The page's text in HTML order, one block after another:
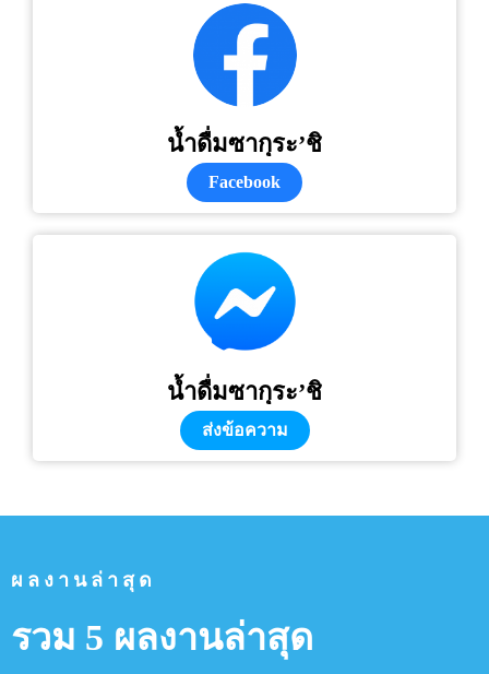
น้ำดื่มซากุระ’ชิ
Facebook
น้ำดื่มซากุระ’ชิ
ส่งข้อความ
ผลงานล่าสุด
รวม 5 ผลงานล่าสุด